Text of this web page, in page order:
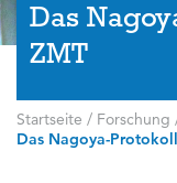
Das
ZMT
Startseite / Forschung
Das Nagoya-